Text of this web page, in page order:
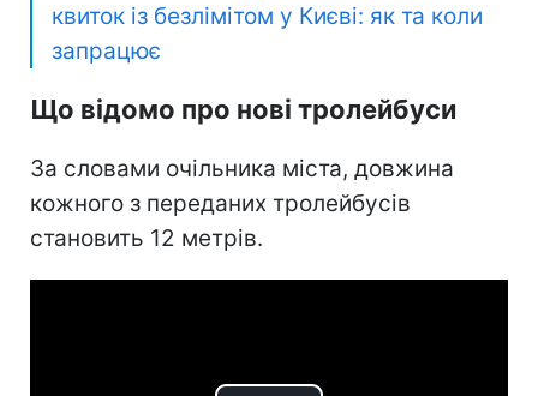
квиток із безлімітом у Києві: як та коли
запрацює
Що відомо про нові тролейбуси
За словами очільника міста, довжина
кожного з переданих тролейбусів
становить 12 метрів.